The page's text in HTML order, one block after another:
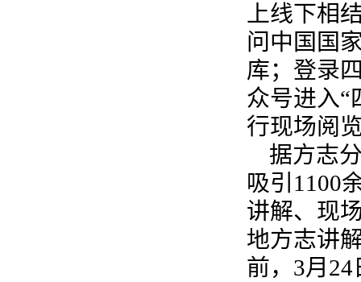
上线下相
问中国国
库；登录
众号进入“
行现场阅
据方志
吸引1100
讲解、现
地方志讲
前，3月